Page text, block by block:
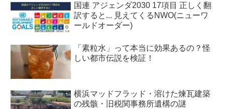
国連 アジェンダ2030 17項目 正しく翻
訳すると... 見えてくるNWO(ニューワ
ールドオーダー)
「素粒水」って本当に効果あるの？怪
しい都市伝説を検証！
横浜マッドフラッド・溶けた煉瓦建築
の残骸・旧税関事務所遺構の謎